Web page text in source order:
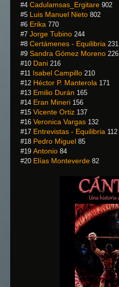
#4 Cadulamsas_Ergitare 902
#5 Luis Manuel Nieto 802
#6 Erika 770
#7 Jorge Tubino 244
#8 Certámenes - Equilibria 231
#9 Sandra Gómez Moreno 226
#10 Dani 216
#11 Isabel Campillo 210
#12 Héctor P. Manterola 171
#13 Emilio Durán 165
#14 Eran Mineri 156
#15 Vicente Ortiz 137
#16 Veronica Vargas 132
#17 Entrevistas - Equilibria 112
#18 Pedro Miguel 85
#19 Antonio 84
#20 Elías Monteverde 82